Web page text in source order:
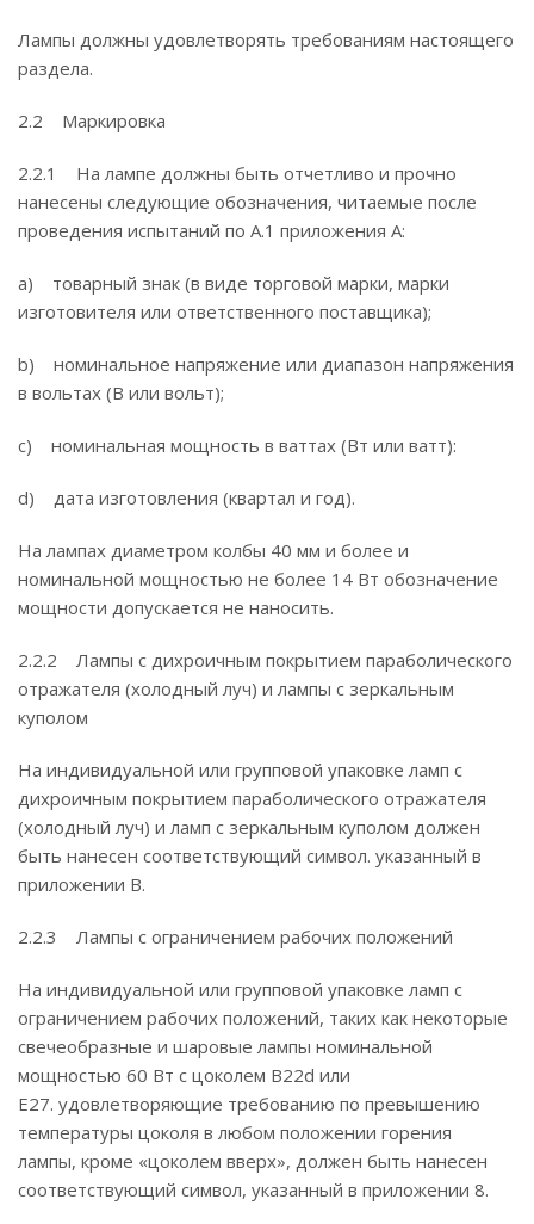
Лампы должны удовлетворять требованиям настоящего
раздела.
2.2 Маркировка
2.2.1 На лампе должны быть отчетливо и прочно
нанесены следующие обозначения, читаемые после
проведения испытаний по А.1 приложения А:
a) товарный знак (в виде торговой марки, марки
изготовителя или ответственного поставщика);
b) номинальное напряжение или диапазон напряжения
в вольтах (В или вольт);
c) номинальная мощность в ваттах (Вт или ватт):
d) дата изготовления (квартал и год).
На лампах диаметром колбы 40 мм и более и
номинальной мощностью не более 14 Вт обозначение
мощности допускается не наносить.
2.2.2 Лампы с дихроичным покрытием параболического
отражателя (холодный луч) и лампы с зеркальным
куполом
На индивидуальной или групповой упаковке ламп с
дихроичным покрытием параболического отражателя
(холодный луч) и ламп с зеркальным куполом должен
быть нанесен соответствующий символ. указанный в
приложении В.
2.2.3 Лампы с ограничением рабочих положений
На индивидуальной или групповой упаковке ламп с
ограничением рабочих положений, таких как некоторые
свечеобразные и шаровые лампы номинальной
мощностью 60 Вт с цоколем B22d или
Е27. удовлетворяющие требованию по превышению
температуры цоколя в любом положении горения
лампы, кроме «цоколем вверх», должен быть нанесен
соответствующий символ, указанный в приложении 8.